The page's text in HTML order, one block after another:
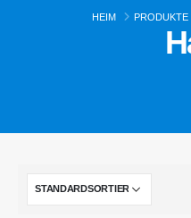
HEIM PRODUKTE